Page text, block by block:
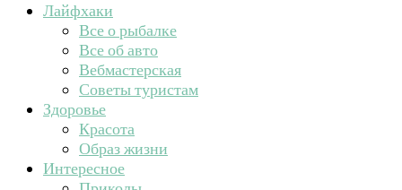
Лайфхаки
Все о рыбалке
Все об авто
Вебмастерская
Советы туристам
Здоровье
Красота
Образ жизни
Интересное